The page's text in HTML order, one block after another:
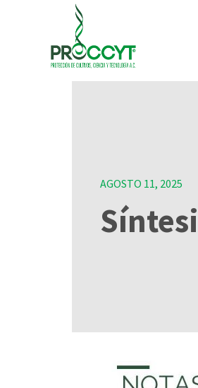
AGOSTO 11, 2025